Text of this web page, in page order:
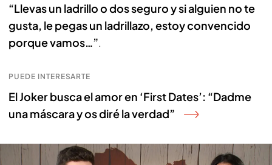
“Llevas un ladrillo o dos seguro y si alguien no te
gusta, le pegas un ladrillazo, estoy convencido
porque vamos…”.
PUEDE INTERESARTE
El Joker busca el amor en ‘First Dates’: “Dadme
una máscara y os diré la verdad”